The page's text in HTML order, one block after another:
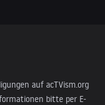
auf acTVism.org
bitte per E-